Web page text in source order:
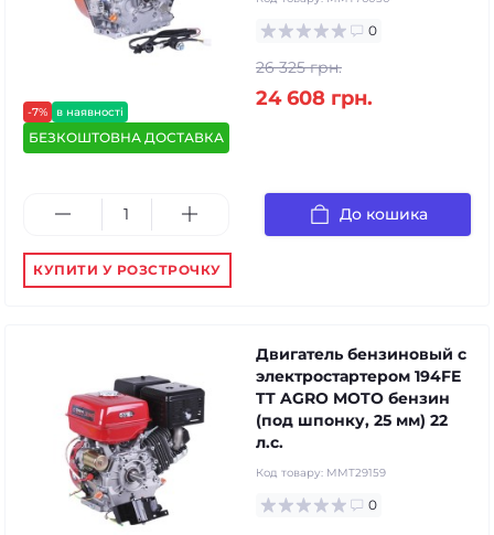
-7% в наявності
БЕЗКОШТОВНА ДОСТАВКА
0
26 325 грн.
24 608 грн.
До кошика
КУПИТИ У РОЗСТРОЧКУ
Двигатель бензиновый с
электростартером 194FE
TT AGRO MOTO бензин
(под шпонку, 25 мм) 22
л.с.
Код товару: MMT29159
0